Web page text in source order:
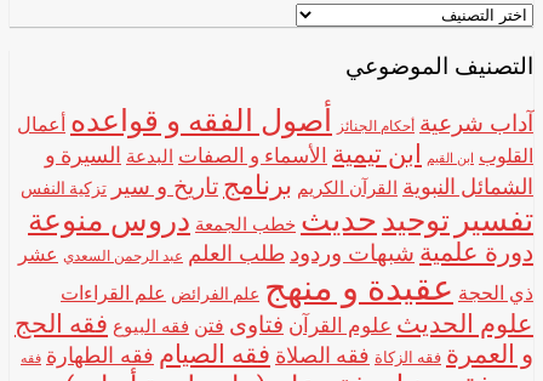
اختر
اسم
الشيخ
التصنيف الموضوعي
آداب شرعية أحكام الجنائز أصول الفقه و قواعده أعمال
القلوب ابن القيم ابن تيمية الأسماء و الصفات البدعة السيرة و
الشمائل النبوية القرآن الكريم برنامج تاريخ و سير تزكية النفس
تفسير توحيد حديث خطب الجمعة دروس منوعة
دورة علمية شبهات وردود طلب العلم عبد الرحمن السعدي عشر
ذي الحجة عقيدة و منهج علم الفرائض علم القراءات
علوم الحديث علوم القرآن فتاوى فتن فقه البيوع فقه الحج
و العمرة فقه الزكاة فقه الصلاة فقه الصيام فقه الطهارة فقه